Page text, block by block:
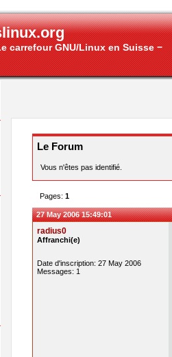
carrefour GNU/Linux en Suisse −
Le Forum
Vous n'êtes pas identifié.
Pages: 1
27 May 2006 15:49:01
radius0
Affranchi(e)
Date d'inscription: 27 May 2006
Messages: 1